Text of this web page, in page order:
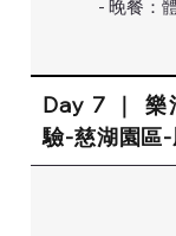
- 晚餐：
Day 7 ｜ 樂
驗-慈湖園區